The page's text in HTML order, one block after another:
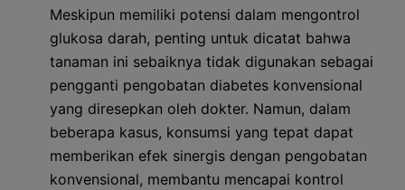
Meskipun memiliki potensi dalam mengontrol
glukosa darah, penting untuk dicatat bahwa
tanaman ini sebaiknya tidak digunakan sebagai
pengganti pengobatan diabetes konvensional
yang diresepkan oleh dokter. Namun, dalam
beberapa kasus, konsumsi yang tepat dapat
memberikan efek sinergis dengan pengobatan
konvensional, membantu mencapai kontrol